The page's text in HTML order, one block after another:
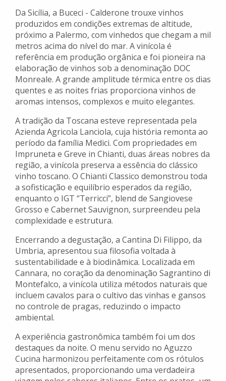
Da Sicília, a Buceci - Calderone trouxe vinhos
produzidos em condições extremas de altitude,
próximo a Palermo, com vinhedos que chegam a mil
metros acima do nível do mar. A vinícola é
referência em produção orgânica e foi pioneira na
elaboração de vinhos sob a denominação DOC
Monreale. A grande amplitude térmica entre os dias
quentes e as noites frias proporciona vinhos de
aromas intensos, complexos e muito elegantes.
A tradição da Toscana esteve representada pela
Azienda Agricola Lanciola, cuja história remonta ao
período da família Medici. Com propriedades em
Impruneta e Greve in Chianti, duas áreas nobres da
região, a vinícola preserva a essência do clássico
vinho toscano. O Chianti Classico demonstrou toda
a sofisticação e equilíbrio esperados da região,
enquanto o IGT “Terricci”, blend de Sangiovese
Grosso e Cabernet Sauvignon, surpreendeu pela
complexidade e estrutura.
Encerrando a degustação, a Cantina Di Filippo, da
Umbria, apresentou sua filosofia voltada à
sustentabilidade e à biodinâmica. Localizada em
Cannara, no coração da denominação Sagrantino di
Montefalco, a vinícola utiliza métodos naturais que
incluem cavalos para o cultivo das vinhas e gansos
no controle de pragas, reduzindo o impacto
ambiental.
A experiência gastronômica também foi um dos
destaques da noite. O menu servido no Aguzzo
Cucina harmonizou perfeitamente com os rótulos
apresentados, proporcionando uma verdadeira